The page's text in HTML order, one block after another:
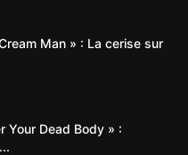
Man » : La cerise sur
Your Dead Body » :